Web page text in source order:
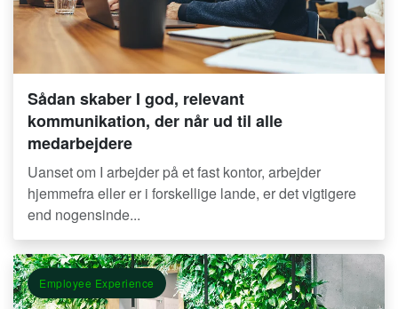
Sådan skaber I god, relevant
kommunikation, der når ud til alle
medarbejdere
Uanset om I arbejder på et fast kontor, arbejder
hjemmefra eller er i forskellige lande, er det vigtigere
end nogensinde...
Employee Experience